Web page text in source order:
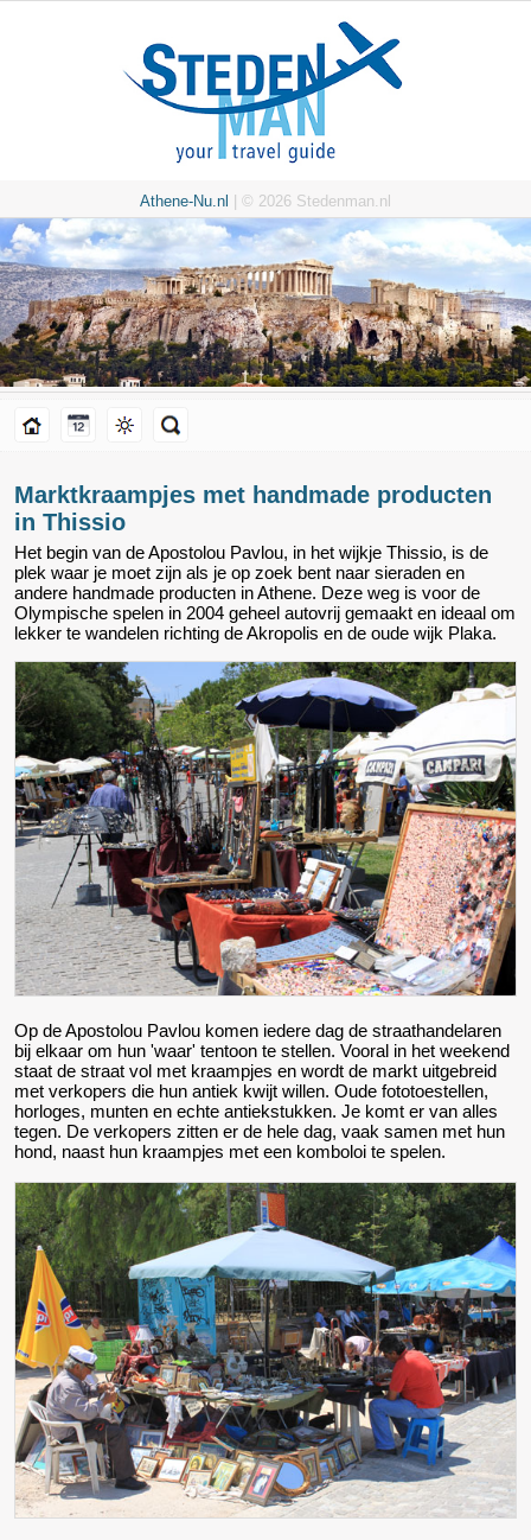
Athene-Nu.nl | © 2026 Stedenman.nl
Marktkraampjes met handmade producten
in Thissio
Het begin van de Apostolou Pavlou, in het wijkje Thissio, is de
plek waar je moet zijn als je op zoek bent naar sieraden en
andere handmade producten in Athene. Deze weg is voor de
Olympische spelen in 2004 geheel autovrij gemaakt en ideaal om
lekker te wandelen richting de Akropolis en de oude wijk Plaka.
Op de Apostolou Pavlou komen iedere dag de straathandelaren
bij elkaar om hun 'waar' tentoon te stellen. Vooral in het weekend
staat de straat vol met kraampjes en wordt de markt uitgebreid
met verkopers die hun antiek kwijt willen. Oude fototoestellen,
horloges, munten en echte antiekstukken. Je komt er van alles
tegen. De verkopers zitten er de hele dag, vaak samen met hun
hond, naast hun kraampjes met een komboloi te spelen.